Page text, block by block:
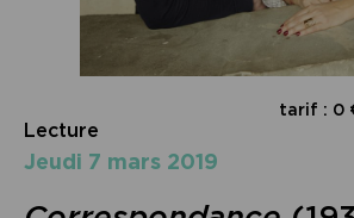
tarif : 0
Lecture
jeudi 7 mars 2019